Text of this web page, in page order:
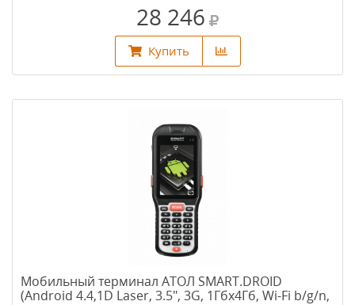
28 246
Купить
Мобильный терминал АТОЛ SMART.DROID
(Android 4.4,1D Laser, 3.5", 3G, 1Гбх4Гб, Wi-Fi b/g/n,